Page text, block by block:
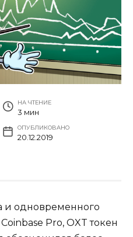
НА ЧТЕНИЕ
3 мин
ОПУБЛИКОВАНО
20.12.2019
и одновременного
Pro, OXT токен